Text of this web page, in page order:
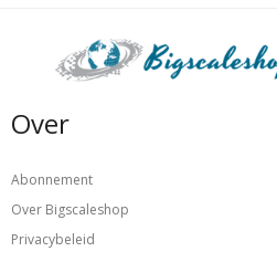
Over
Abonnement
Over Bigscaleshop
Privacybeleid